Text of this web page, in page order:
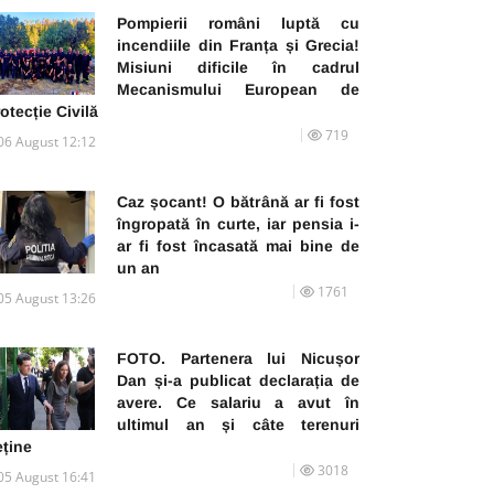
Pompierii români luptă cu
incendiile din Franța și Grecia!
Misiuni dificile în cadrul
Mecanismului European de
Civilă
August 12:12 719
Caz șocant! O bătrână ar fi fost
îngropată în curte, iar pensia i-
ar fi fost încasată mai bine de
un an
August 13:26 1761
FOTO. Partenera lui Nicușor
Dan și-a publicat declarația de
avere. Ce salariu a avut în
ultimul an și câte terenuri
August 16:41 3018